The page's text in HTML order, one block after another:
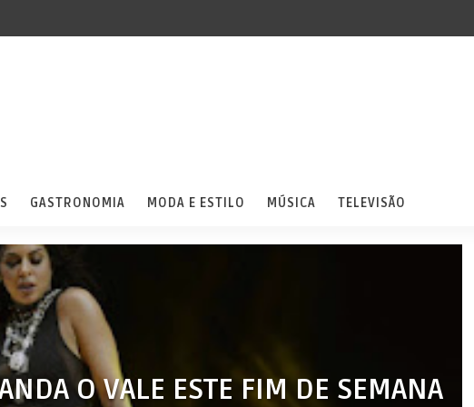
GASTRONOMIA MODA E ESTILO MÚSICA TELEVISÃO
O VALE ESTE FIM DE SEMANA